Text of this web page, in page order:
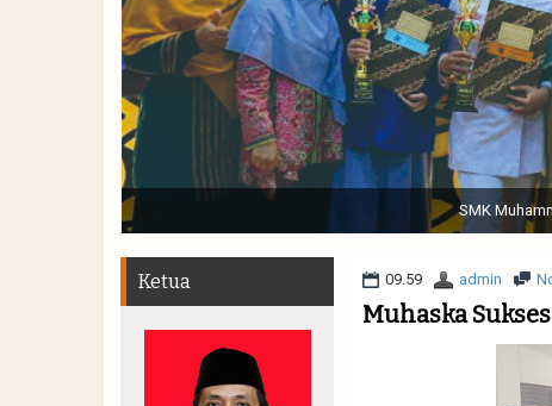
Sabtu, 19 November 2022. (dari kiri) Pertunjukan Tapak
Muhammadiyah 48 ||
09.59 admin
Muhaska
Ketua